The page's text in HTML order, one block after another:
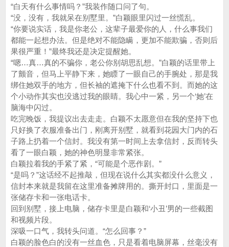
“白天有什么事情吗？”我装作随口问了句。
“没，没有，我就呆在别墅里。”白颖眼里闪过一丝慌乱。
“你要说实话，我是你老公，这辈子最爱你的人，什么事我们
都能一起想办法。但是绝对不能隐瞒，更加不能欺骗，否则后
果很严重！”最终我还是决定提醒她。
“嗯…真…真的不骗你，老公你别胡思乱想。”白颖的话里带上
了颤音，但马上平静下来，她瞟了一眼自己的手腕处，那是我
绑住她双手的地方，但长袖的遮掩下什么也看不到。而她的这
个小动作其实也没逃过我的眼睛。我心中一紧，另一个‘她’在
脑海中闪过。
吃完晚饭，我提议出去走走。白颖不太愿意但在我的坚持下也
只好换了衣服准备出门，刚离开别墅，就看到花园大门内的石
子路上扔着一个信封。我没有第一时间上去拿信封，反而转头
看了一眼白颖，她的神色明显非常紧张。
白颖拉着我的手紧了紧，“可能是个恶作剧。”
“是吗？”这话经不起推敲，但现在说什么其实都没什么意义，
信封本来就是我留在这里准备摊牌用的。撕开封口，里面是一
张储存卡和一张电话卡。
回到别墅，接上电脑，储存卡里是白颖和‘小丑’男的一些截图
和视频片段。
深吸一口气，我转头问道。“怎么回事？”
白颖的脸色白的没有一丝血色，只是看着电脑屏幕，丝毫没有